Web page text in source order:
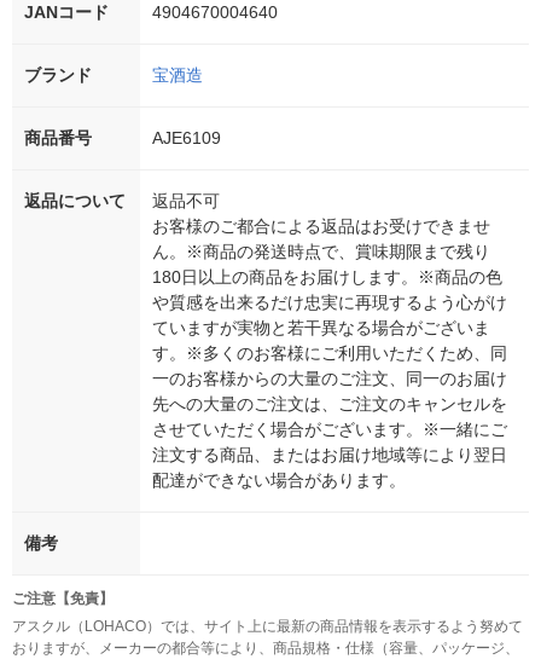
JANコード 4904670004640
ブランド 宝酒造
商品番号 AJE6109
返品について
返品不可
お客様のご都合による返品はお受けできませ
ん。※商品の発送時点で、賞味期限まで残り
180日以上の商品をお届けします。※商品の色
や質感を出来るだけ忠実に再現するよう心がけ
ていますが実物と若干異なる場合がございま
す。※多くのお客様にご利用いただくため、同
一のお客様からの大量のご注文、同一のお届け
先への大量のご注文は、ご注文のキャンセルを
させていただく場合がございます。※一緒にご
注文する商品、またはお届け地域等により翌日
配達ができない場合があります。
備考
ご注意【免責】
アスクル（LOHACO）では、サイト上に最新の商品情報を表示するよう努めて
おりますが、メーカーの都合等により、商品規格・仕様（容量、パッケージ、